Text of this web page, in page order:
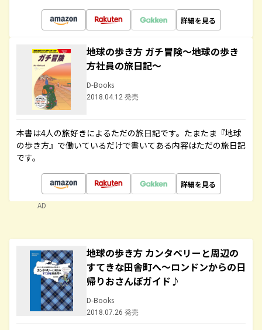
詳細を見る
地球の歩き方 ガチ冒険～地球の歩き
方社員の旅日記～
D-Books
2018.04.12 発売
本書は4人の旅好きによるただの旅日記です。たまたま『地球
の歩き方』で働いているだけで書いてある内容はただの旅日記
です。
詳細を見る
AD
地球の歩き方 カンタベリーと周辺の
すてきな田舎町へ～ロンドンからの日
帰りおさんぽガイド♪
D-Books
2018.07.26 発売